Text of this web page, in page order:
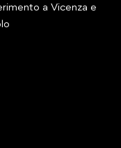
a Vicenza e